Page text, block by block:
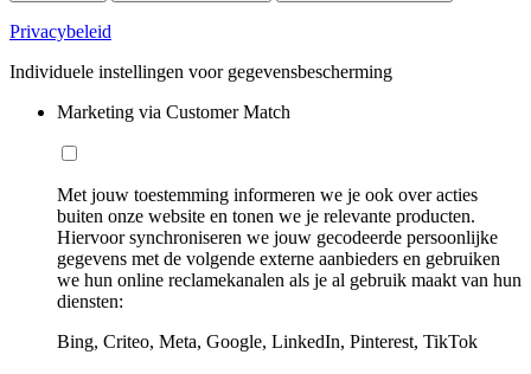
Privacybeleid
Individuele instellingen voor gegevensbescherming
Marketing via Customer Match
Met jouw toestemming informeren we je ook over acties
buiten onze website en tonen we je relevante producten.
Hiervoor synchroniseren we jouw gecodeerde persoonlijke
gegevens met de volgende externe aanbieders en gebruiken
we hun online reclamekanalen als je al gebruik maakt van hun
diensten:
Bing, Criteo, Meta, Google, LinkedIn, Pinterest, TikTok